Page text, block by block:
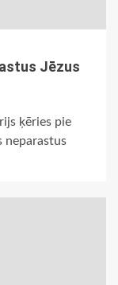
Jēzus
ķēries pie
neparastus